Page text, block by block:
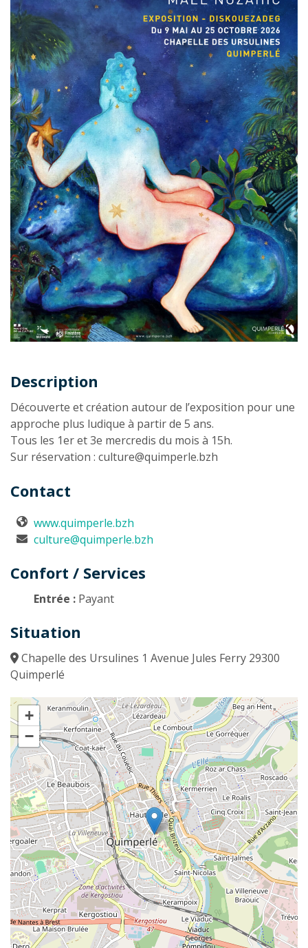
Description
Description
Découverte et création autour de l’exposition pour une
approche plus ludique à partir de 5 ans.
Tous les 1er et 3e mercredis du mois à 15h.
Sur réservation : culture@quimperle.bzh
Contact
www.quimperle.bzh
culture@quimperle.bzh
Confort / Services
Entrée : Payant
Situation
Chapelle des Ursulines 1 Avenue Jules Ferry 29300
Quimperlé
+
−